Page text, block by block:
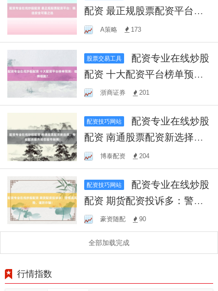
配资 最正规股票配资平台：
精选安全可靠之选
A策略 173
股票交易工具
配资 十大配资平台榜单预
测：谁将领跑？
浙商证券 201
配资技巧网站
配资 南通股票配资新选择，
专业配资服务助您股市驰
骋！
博泰配资 204
配资技巧网站
配资 期货配资投诉多：警惕
高风险，谨防诈骗！
豪资随配 90
全部加载完成
行情指数